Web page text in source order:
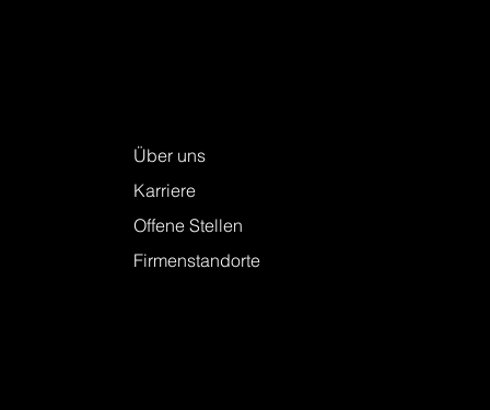
Über uns
Karriere
Offene Stellen
Firmenstandorte